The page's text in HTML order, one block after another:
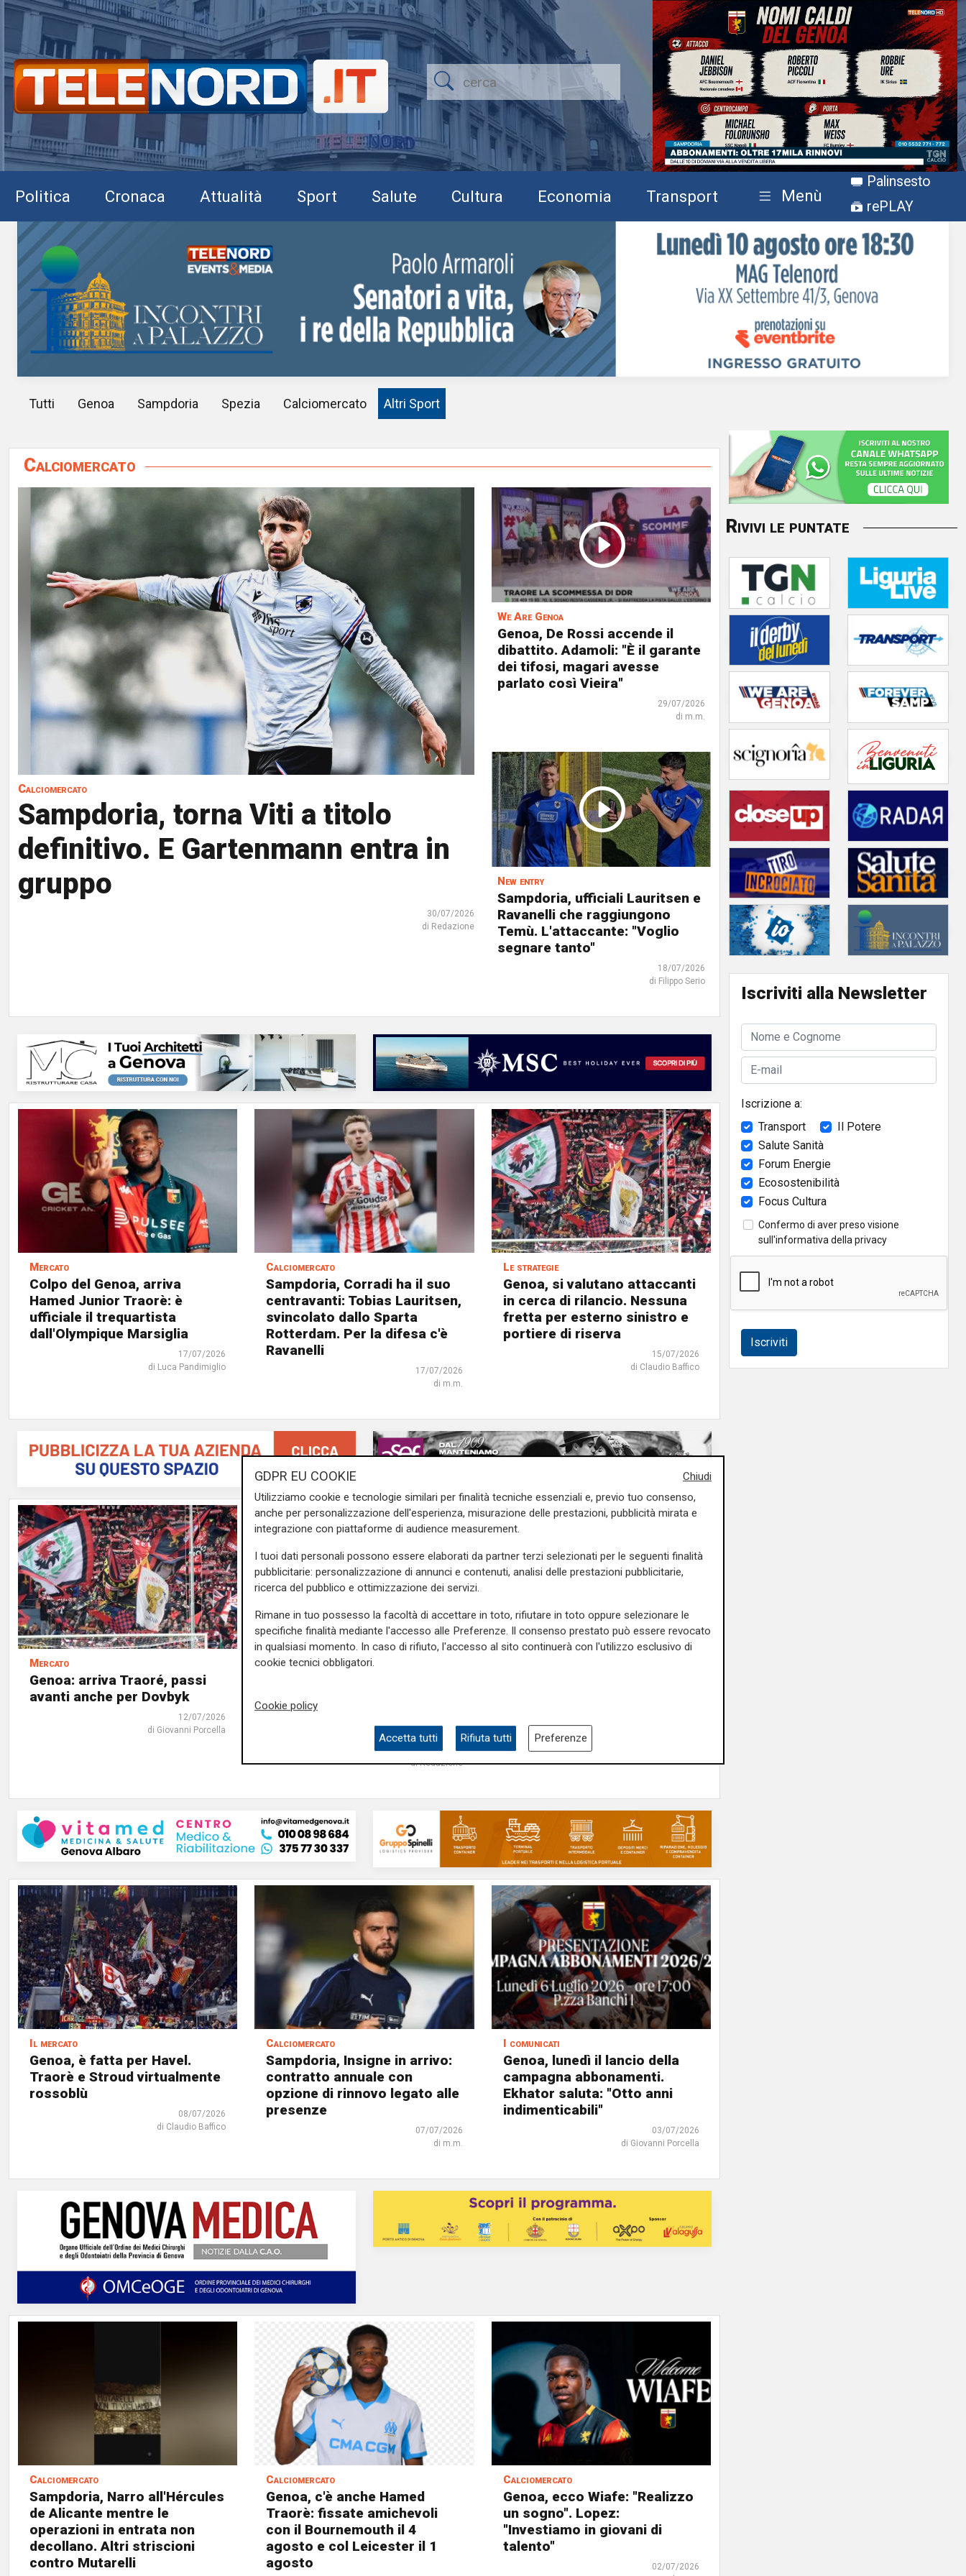
UnmuteStream
Politica Cronaca Attualità Sport Salute Cultura Economia Transport Menù
Palinsesto
rePLAY
Tutti Genoa Sampdoria Spezia Calciomercato Altri Sport
Calciomercato
Calciomercato
Sampdoria, torna Viti a titolo
definitivo. E Gartenmann entra in
gruppo
30/07/2026
di Redazione
We Are Genoa
Genoa, De Rossi accende il
dibattito. Adamoli: "È il garante
dei tifosi, magari avesse
parlato così Vieira"
29/07/2026
di m.m.
New entry
Sampdoria, ufficiali Lauritsen e
Ravanelli che raggiungono
Temù. L'attaccante: "Voglio
segnare tanto"
18/07/2026
di Filippo Serio
Mercato
Colpo del Genoa, arriva
Hamed Junior Traorè: è
ufficiale il trequartista
dall'Olympique Marsiglia
17/07/2026
di Luca Pandimiglio
Calciomercato
Sampdoria, Corradi ha il suo
centravanti: Tobias Lauritsen,
svincolato dallo Sparta
Rotterdam. Per la difesa c'è
Ravanelli
17/07/2026
di m.m.
Le strategie
Genoa, si valutano attaccanti
in cerca di rilancio. Nessuna
fretta per esterno sinistro e
portiere di riserva
15/07/2026
di Claudio Baffico
Mercato
Genoa: arriva Traoré, passi
avanti anche per Dovbyk
12/07/2026
di Giovanni Porcella
Il comunicato
di tutto per cercare di
velocizzare l’ambientamento"
10/07/2026
di Redazione
Il mercato
Genoa, è fatta per Havel.
Traorè e Stroud virtualmente
rossoblù
08/07/2026
di Claudio Baffico
Calciomercato
Sampdoria, Insigne in arrivo:
contratto annuale con
opzione di rinnovo legato alle
presenze
07/07/2026
di m.m.
I comunicati
Genoa, lunedì il lancio della
campagna abbonamenti.
Ekhator saluta: "Otto anni
indimenticabili"
03/07/2026
di Giovanni Porcella
Calciomercato
Sampdoria, Narro all'Hércules
de Alicante mentre le
operazioni in entrata non
decollano. Altri striscioni
contro Mutarelli
Calciomercato
Genoa, c'è anche Hamed
Traorè: fissate amichevoli
con il Bournemouth il 4
agosto e col Leicester il 1
agosto
Calciomercato
Genoa, ecco Wiafe: "Realizzo
un sogno". Lopez:
"Investiamo in giovani di
talento"
02/07/2026
Rivivi le puntate
Iscriviti alla Newsletter
Iscrizione a:
Transport
Il Potere
Salute Sanità
Forum Energie
Ecosostenibilità
Focus Cultura
Confermo di aver preso visione
sull'informativa della privacy
Iscriviti
Chiudi
GDPR EU COOKIE
Utilizziamo cookie e tecnologie similari per finalità tecniche essenziali e, previo tuo consenso,
anche per personalizzazione dell'esperienza, misurazione delle prestazioni, pubblicità mirata e
integrazione con piattaforme di audience measurement.
I tuoi dati personali possono essere elaborati da partner terzi selezionati per le seguenti finalità
pubblicitarie: personalizzazione di annunci e contenuti, analisi delle prestazioni pubblicitarie,
ricerca del pubblico e ottimizzazione dei servizi.
Rimane in tuo possesso la facoltà di accettare in toto, rifiutare in toto oppure selezionare le
specifiche finalità mediante l'accesso alle Preferenze. Il consenso prestato può essere revocato
in qualsiasi momento. In caso di rifiuto, l'accesso al sito continuerà con l'utilizzo esclusivo di
cookie tecnici obbligatori.
Cookie policy
Accetta tutti Rifiuta tutti Preferenze